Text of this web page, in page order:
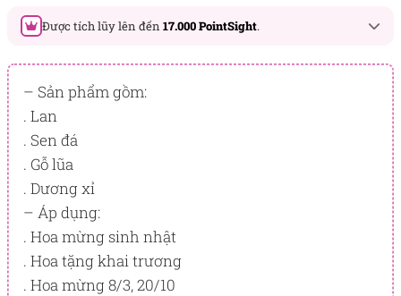
Được tích lũy lên đến 17.000 PointSight.
Đây là số PointSight ước tính bạn sẽ được tích lũy khi mua
sản phẩm hôm nay, tương ứng với quyền lợi hạng
BẠCH KIM
PointSight có giá trị dùng để trừ trực tiếp vào đơn hàng hoặc
đổi quà tặng ưu đãi tại Flowersight.
Đăng nhậphoặc
chính xác nhất dành cho bạn.
– Sản phẩm gồm:
. Lan
. Sen đá
. Gỗ lũa
. Dương xỉ
– Áp dụng:
. Hoa mừng sinh nhật
. Hoa tặng khai trương
. Hoa mừng 8/3, 20/10